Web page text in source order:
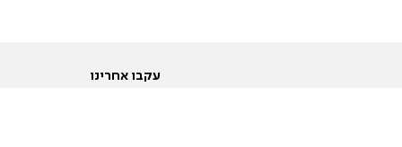
עקבו אחרינו